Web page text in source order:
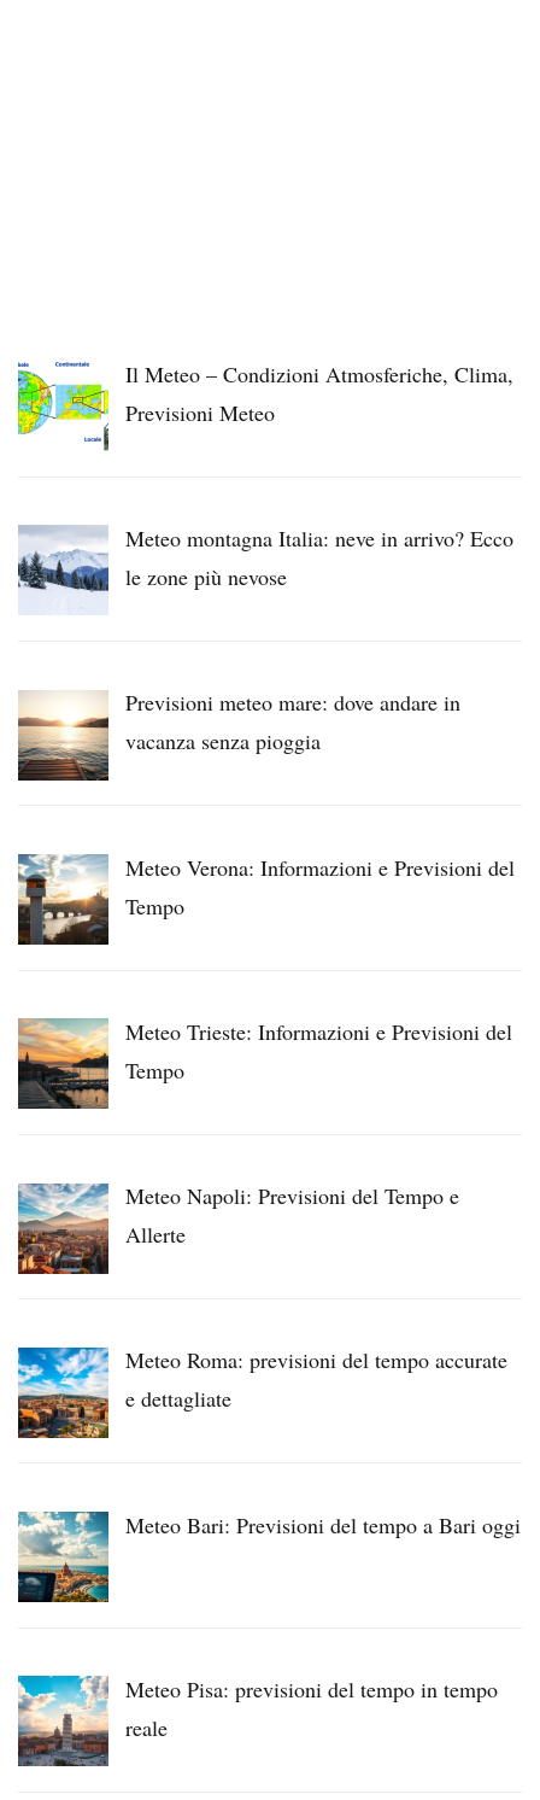
Il Meteo – Condizioni Atmosferiche, Clima,
Previsioni Meteo
Meteo montagna Italia: neve in arrivo? Ecco
le zone più nevose
Previsioni meteo mare: dove andare in
vacanza senza pioggia
Meteo Verona: Informazioni e Previsioni del
Tempo
Meteo Trieste: Informazioni e Previsioni del
Tempo
Meteo Napoli: Previsioni del Tempo e
Allerte
Meteo Roma: previsioni del tempo accurate
e dettagliate
Meteo Bari: Previsioni del tempo a Bari oggi
Meteo Pisa: previsioni del tempo in tempo
reale